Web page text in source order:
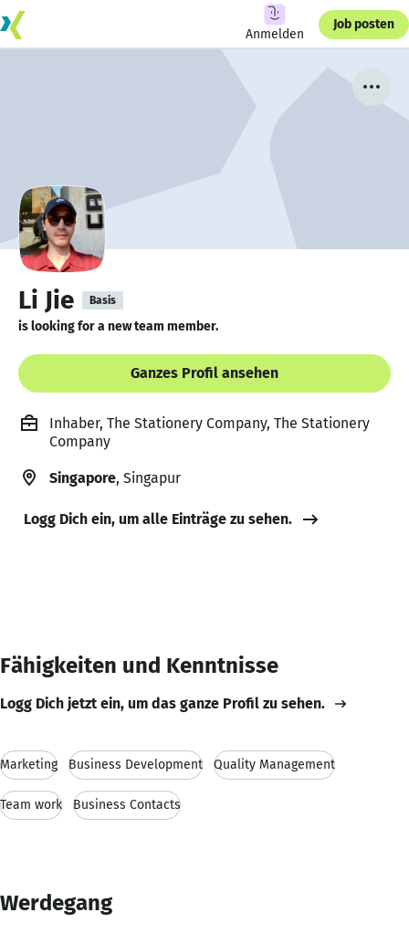
Anmelden
Job posten
Li Jie Basis
is looking for a new team member.
Ganzes Profil ansehen
Inhaber, The Stationery Company, The Stationery
Company
Singapore, Singapur
Logg Dich ein, um alle Einträge zu sehen.
Fähigkeiten und Kenntnisse
Logg Dich jetzt ein, um das ganze Profil zu sehen.
Marketing Business Development Quality Management
Team work Business Contacts
Werdegang